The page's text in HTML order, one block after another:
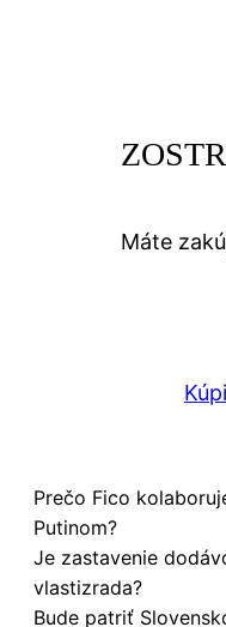
Máte
Prečo Fico
Putinom?
Je zastavenie
vlastizrada?
Bude patriť